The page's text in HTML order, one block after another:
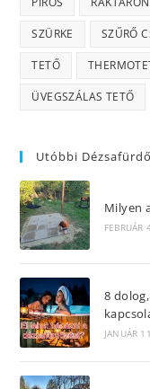
SZÜRKE SZŰRŐ
TETŐ
ÜVEGSZÁLAS TETŐ
Utóbbi
Milyen
FEBRUÁR
8
JANUÁR